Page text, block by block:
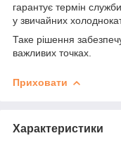
гарантує термін
у звичайних
Таке рішення
важливих точках.
Приховати
Характеристики